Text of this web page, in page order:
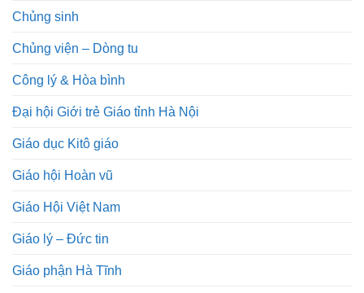
Chủng sinh
Chủng viện – Dòng tu
Công lý & Hòa bình
Đại hội Giới trẻ Giáo tỉnh Hà Nội
Giáo dục Kitô giáo
Giáo hội Hoàn vũ
Giáo Hội Việt Nam
Giáo lý – Đức tin
Giáo phận Hà Tĩnh